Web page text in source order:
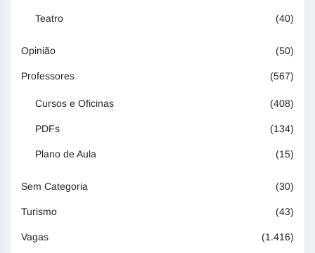
Teatro (40)
Opinião (50)
Professores (567)
Cursos e Oficinas (408)
PDFs (134)
Plano de Aula (15)
Sem Categoria (30)
Turismo (43)
Vagas (1.416)